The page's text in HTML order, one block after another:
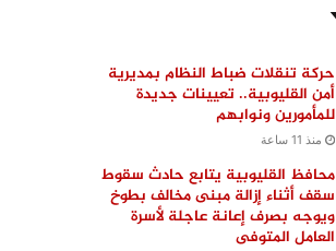
حركة تنقلات ضباط النظام بمديرية
أمن القليوبية.. تعيينات جديدة
للمأمورين ونوابهم
منذ 11 ساعة
محافظ القليوبية يتابع حادث سقوط
سقف أثناء إزالة مبنى مخالف بطوخ
ويوجه بصرف إعانة عاجلة لأسرة
العامل المتوفى